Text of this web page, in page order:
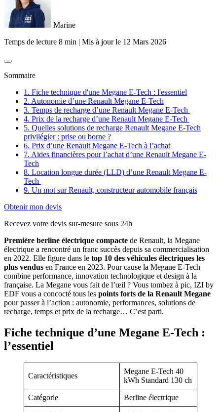
Marine
Temps de lecture 8 min | Mis à jour le 12 Mars 2026
Sommaire
1. Fiche technique d'une Megane E-Tech : l'essentiel
2. Autonomie d’une Renault Megane E-Tech
3. Temps de recharge d’une Renault Megane E-Tech
4. Prix de la recharge d’une Renault Megane E-Tech
5. Quelles solutions de recharge Renault Megane E-Tech
privilégier : prise ou borne ?
6. Prix d’une Renault Megane E-Tech à l’achat
7. Aides financières pour l’achat d’une Renault Megane E-
Tech
8. Location longue durée (LLD) d’une Renault Megane E-
Tech
9. Un mot sur Renault, constructeur automobile français
Obtenir mon devis
Recevez votre devis sur-mesure sous 24h
Première berline électrique compacte de Renault, la Megane
électrique a rencontré un franc succès depuis sa commercialisation
en 2022. Elle figure dans le top 10 des véhicules électriques les
plus vendus en France en 2023. Pour cause la Megane E-Tech
combine performance, innovation technologique et design à la
française. La Megane vous fait de l’œil ? Vous tombez à pic, IZI by
EDF vous a concocté tous les points forts de la Renault Megane
pour passer à l’action : autonomie, performances, solutions de
recharge, temps et prix de la recharge… C’est parti.
Fiche technique d’une Megane E-Tech :
l’essentiel
Caractéristiques
Megane E-Tech 40
kWh Standard 130 ch
Catégorie Berline électrique